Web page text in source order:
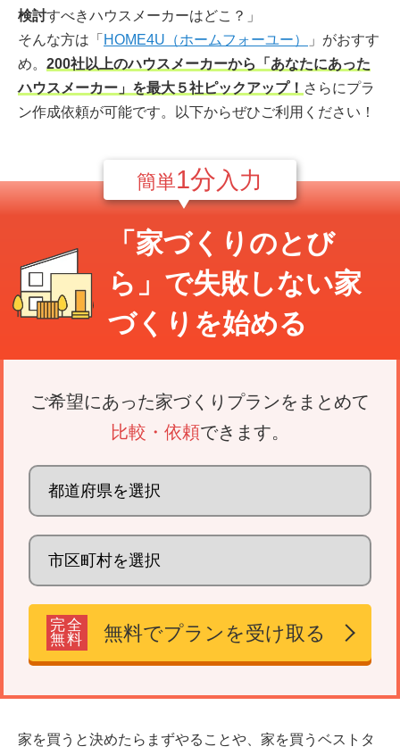
検討すべきハウスメーカーはどこ？」
そんな方は「 HOME4U（ホームフォーユー）
」がおすす
め。 200社以上のハウスメーカーから「あなたにあった
ハウスメーカー」を最大５社ピックアップ！ さらにプラ
ン作成依頼が可能です。以下からぜひご利用ください！
簡単1分 入力
「家づくりのとび
ら」で失敗しない家
づくり を始める
ご希望にあった家づくりプランをまとめて
比較・依頼できます。
完全
無料
無料でプランを受け取る
家を買うと決めたらまずやることや、家を買うベストタ